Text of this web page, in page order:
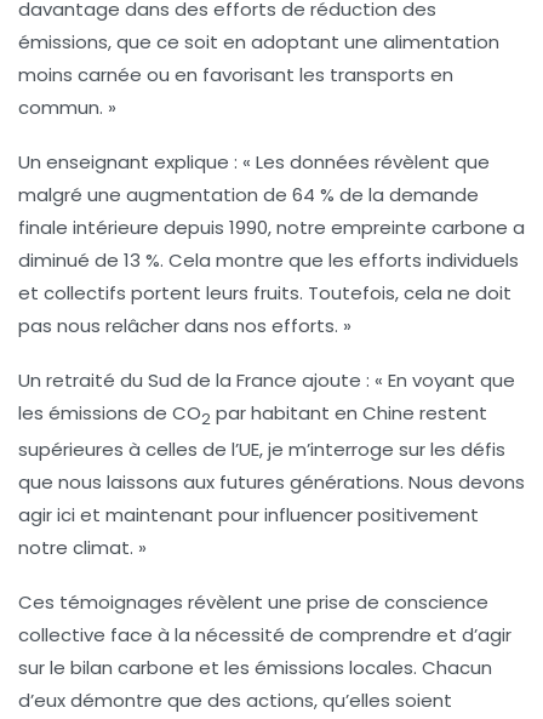
davantage dans des efforts de réduction des
émissions, que ce soit en adoptant une alimentation
moins carnée ou en favorisant les transports en
commun. »
Un enseignant explique : « Les données révèlent que
malgré une augmentation de 64 % de la demande
finale intérieure depuis 1990, notre empreinte carbone a
diminué de 13 %. Cela montre que les efforts individuels
et collectifs portent leurs fruits. Toutefois, cela ne doit
pas nous relâcher dans nos efforts. »
Un retraité du Sud de la France ajoute : « En voyant que
les émissions de CO2 par habitant en Chine restent
supérieures à celles de l’UE, je m’interroge sur les défis
que nous laissons aux futures générations. Nous devons
agir ici et maintenant pour influencer positivement
notre climat. »
Ces témoignages révèlent une prise de conscience
collective face à la nécessité de comprendre et d’agir
sur le bilan carbone et les émissions locales. Chacun
d’eux démontre que des actions, qu’elles soient